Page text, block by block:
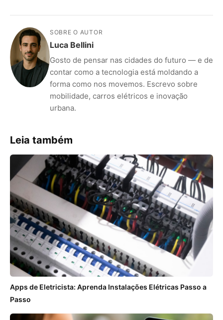
SOBRE O AUTOR
Luca Bellini
Gosto de pensar nas cidades do futuro — e de
contar como a tecnologia está moldando a
forma como nos movemos. Escrevo sobre
mobilidade, carros elétricos e inovação
urbana.
Leia também
Apps de Eletricista: Aprenda Instalações Elétricas Passo a
Passo